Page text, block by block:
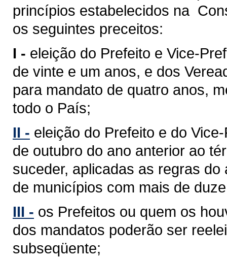
princípios estabelecidos na
os seguintes preceitos:
I - eleição do Prefeito e Vice-
de vinte e um anos, e dos
para mandato de quatro anos,
todo o País;
II - eleição do Prefeito e do
de outubro do ano anterior ao
suceder, aplicadas as regras
de municípios com mais de
III - os Prefeitos ou quem os
dos mandatos poderão ser
subseqüente;